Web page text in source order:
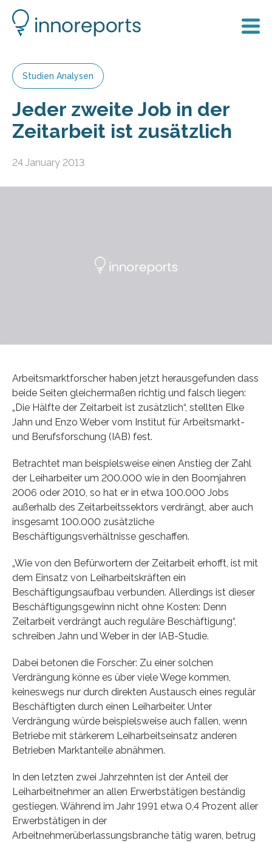
Studien Analysen
Jeder zweite Job in der
Zeitarbeit ist zusätzlich
24 January 2013
Arbeitsmarktforscher haben jetzt herausgefunden dass
beide Seiten gleichermaßen richtig und falsch liegen:
„Die Hälfte der Zeitarbeit ist zusätzlich“, stellten Elke
Jahn und Enzo Weber vom Institut für Arbeitsmarkt-
und Berufsforschung (IAB) fest.
Betrachtet man beispielsweise einen Anstieg der Zahl
der Leiharbeiter um 200.000 wie in den Boomjahren
2006 oder 2010, so hat er in etwa 100.000 Jobs
außerhalb des Zeitarbeitssektors verdrängt, aber auch
insgesamt 100.000 zusätzliche
Beschäftigungsverhältnisse geschaffen.
„Wie von den Befürwortern der Zeitarbeit erhofft, ist mit
dem Einsatz von Leiharbeitskräften ein
Beschäftigungsaufbau verbunden. Allerdings ist dieser
Beschäftigungsgewinn nicht ohne Kosten: Denn
Zeitarbeit verdrängt auch reguläre Beschäftigung“,
schreiben Jahn und Weber in der IAB-Studie.
Dabei betonen die Forscher: Zu einer solchen
Verdrängung könne es über viele Wege kommen,
keineswegs nur durch direkten Austausch eines regulär
Beschäftigten durch einen Leiharbeiter. Unter
Verdrängung würde beispielsweise auch fallen, wenn
Betriebe mit stärkerem Leiharbeitseinsatz anderen
Betrieben Marktanteile abnähmen.
In den letzten zwei Jahrzehnten ist der Anteil der
Leiharbeitnehmer an allen Erwerbstätigen beständig
gestiegen. Während im Jahr 1991 etwa 0,4 Prozent aller
Erwerbstätigen in der
Arbeitnehmerüberlassungsbranche tätig waren, betrug